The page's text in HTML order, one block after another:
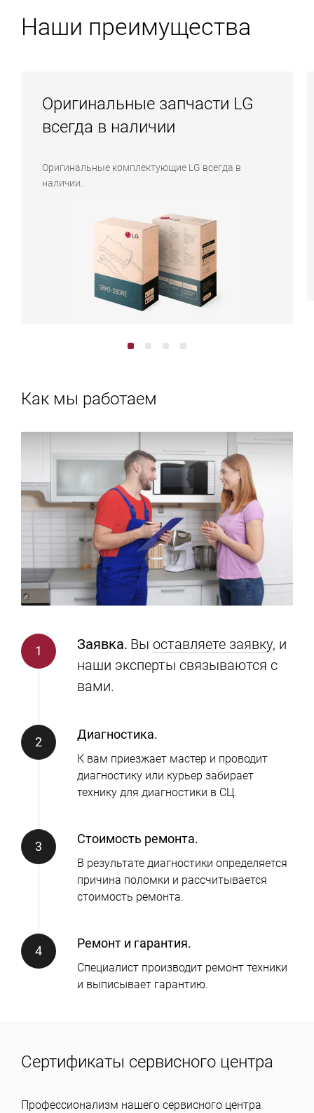
Наши преимущества
Оригинальные запчасти LG
всегда в наличии
Оригинальные комплектующие LG всегда в
наличии.
Как мы работаем
Заявка. Вы оставляете заявку, и
наши эксперты связываются с
вами.
Диагностика.
К вам приезжает мастер и проводит
диагностику или курьер забирает
технику для диагностики в СЦ.
Стоимость ремонта.
В результате диагностики определяется
причина поломки и рассчитывается
стоимость ремонта.
Ремонт и гарантия.
Специалист производит ремонт техники
и выписывает гарантию.
Сертификаты сервисного центра
Профессионализм нашего сервисного центра